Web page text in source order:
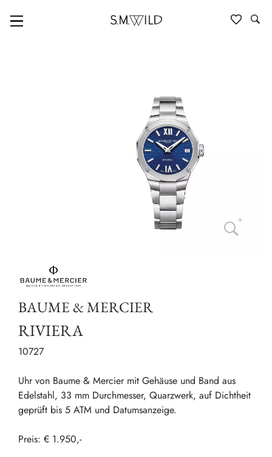
BAUME & MERCIER
RIVIERA
10727
Uhr von Baume & Mercier mit Gehäuse und Band aus
Edelstahl, 33 mm Durchmesser, Quarzwerk, auf Dichtheit
geprüft bis 5 ATM und Datumsanzeige.
Preis: € 1.950,-